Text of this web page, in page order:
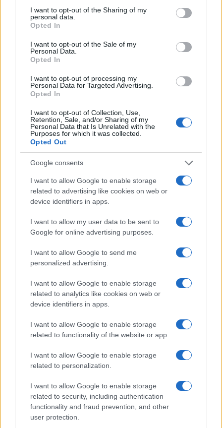
I want to opt-out of the Sharing of my
personal data.
Opted In
I want to opt-out of the Sale of my
Personal Data.
Opted In
I want to opt-out of processing my
Personal Data for Targeted Advertising.
Opted In
I want to opt-out of Collection, Use,
Retention, Sale, and/or Sharing of my
Personal Data that Is Unrelated with the
Purposes for which it was collected.
Opted Out
Google consents
I want to allow Google to enable storage
related to advertising like cookies on web or
device identifiers in apps.
I want to allow my user data to be sent to
Google for online advertising purposes.
I want to allow Google to send me
personalized advertising.
I want to allow Google to enable storage
related to analytics like cookies on web or
device identifiers in apps.
I want to allow Google to enable storage
related to functionality of the website or app.
I want to allow Google to enable storage
related to personalization.
I want to allow Google to enable storage
related to security, including authentication
functionality and fraud prevention, and other
user protection.
telefonino dirigista vien via con un’altra app in
regalo che consente un abbonamento per leggere
accettano scommesse su quali saranno queste
testate, e per quali, invece, inopinatamente, la
consultazione si rivelerà pressoché inaccessibile.
Comunque vada, sarà un successo, il governo
Grande Fratelloconosce i suoi pollastri e li alleva
in batteria con la munificenza stracciarola: così
prende ancora un po’ di tempo, allunga il
coprifuoco, se ne riparlerà in estate. L’unica
speranza a questo punto è affidata alle
performance, agli anticorpi spontanei che
favoriscono l’immunità di gregge di pecore: nella
repubblica di Arcurinon funziona mai niente,
quindi è lecito aspettarci che anche il telefonino
sovietico (a proposito: quali marche, quali
farà la fine di: sito Inps, CIG, Immuni, Io, ristori,
banchi a rotelle, mascherine, vaccini (stanno già
che a fine dicembre sarà difficile, però anche ai
primi di gennaio sarà improbabile, però
probabilmente entro carnevale, massimo pasqua,
al più tardi giugno, worst case scenario
settembre, insomma passato in lockdown il
Natale 2021, che sarà un altro di sacrificio e
penitenza come piace a Mattarella, entro il 2022
saremo tutti marchiati a dovere).